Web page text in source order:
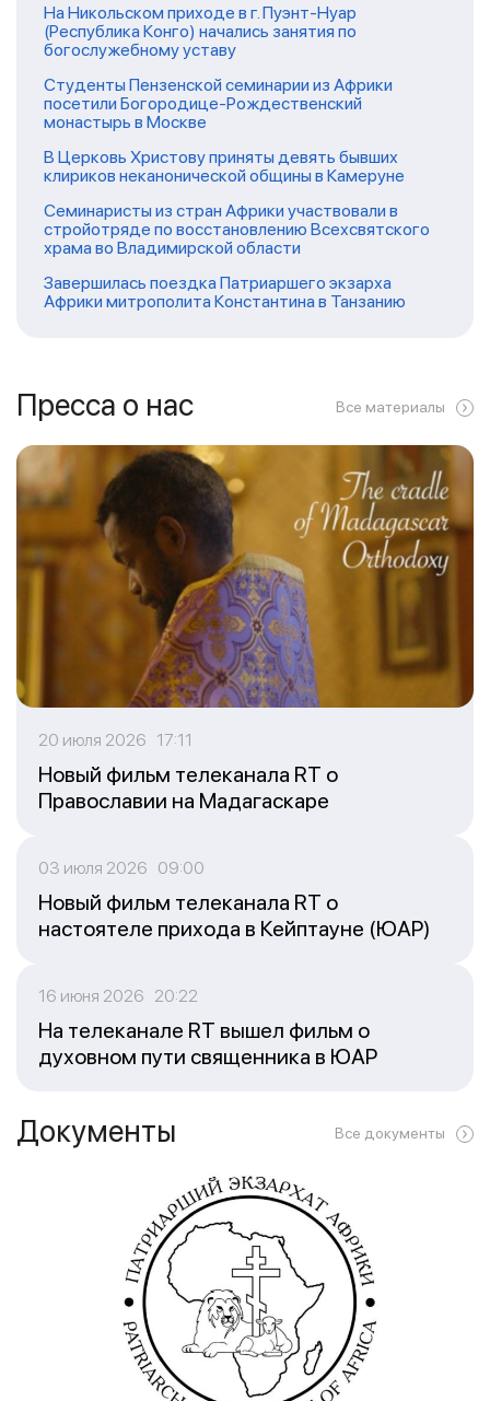
На Никольском приходе в г. Пуэнт-Нуар
(Республика Конго) начались занятия по
богослужебному уставу
Студенты Пензенской семинарии из Африки
посетили Богородице-Рождественский
монастырь в Москве
В Церковь Христову приняты девять бывших
клириков неканонической общины в Камеруне
Семинаристы из стран Африки участвовали в
стройотряде по восстановлению Всехсвятского
храма во Владимирской области
Завершилась поездка Патриаршего экзарха
Африки митрополита Константина в Танзанию
Пресса о нас Все материалы
20 июля 2026 17:11
Новый фильм телеканала RT о
Православии на Мадагаскаре
03 июля 2026 09:00
Новый фильм телеканала RT о
настоятеле прихода в Кейптауне (ЮАР)
16 июня 2026 20:22
На телеканале RT вышел фильм о
духовном пути священника в ЮАР
Документы Все документы